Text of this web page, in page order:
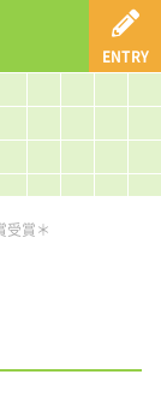
ENTRY
賞＊